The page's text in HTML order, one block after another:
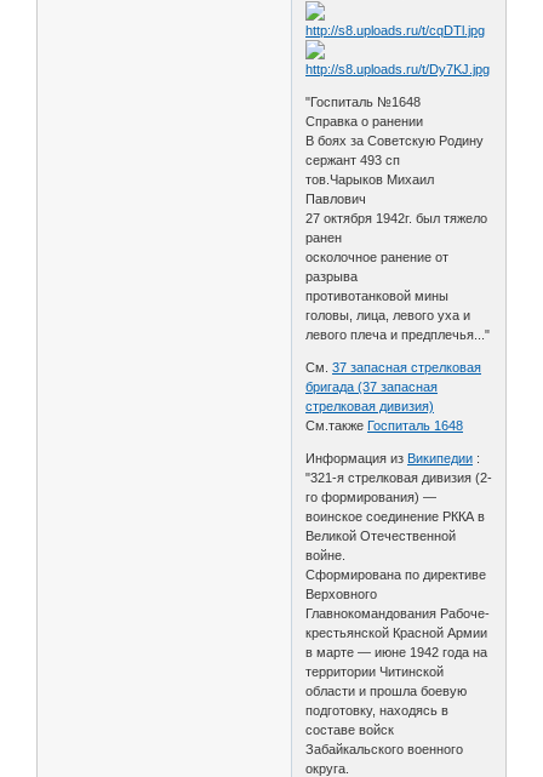
"Госпиталь №1648
Справка о ранении
В боях за Советскую Родину
сержант 493 сп
тов.Чарыков Михаил
Павлович
27 октября 1942г. был тяжело
ранен
осколочное ранение от
разрыва
противотанковой мины
головы, лица, левого уха и
левого плеча и предплечья..."
См.37 запасная стрелковая
бригада (37 запасная
стрелковая дивизия)
См.также Госпиталь 1648
Информация из Википедии :
"321-я стрелковая дивизия (2-
го формирования) —
воинское соединение РККА в
Великой Отечественной
войне.
Сформирована по директиве
Верховного
Главнокомандования Рабоче-
крестьянской Красной Армии
в марте — июне 1942 года на
территории Читинской
области и прошла боевую
подготовку, находясь в
составе войск
Забайкальского военного
округа.